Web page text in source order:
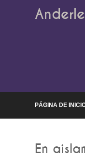
PÁGINA DE
En